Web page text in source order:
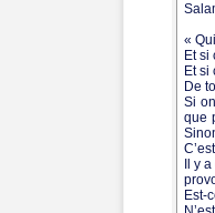
«
Et si
Et si
De
Si
que
Il y
Est-